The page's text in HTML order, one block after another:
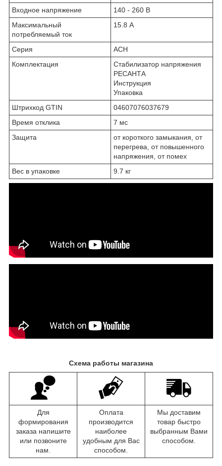
Входное напряжение
140 - 260 В
Максимальный
потребляемый ток
15.8 А
Серия
АСН
Комплектация
Стабилизатор напряжения
РЕСАНТА
Инструкция
Упаковка
Штрихкод GTIN
04607076037679
Время отклика
7 мс
Защита
от короткого замыкания, от
перегрева, от повышенного
напряжения, от помех
Вес в упаковке
9.7 кг
Схема работы магазина
Для
формирования
заказа напишите
или позвоните
нам.
Оплата
производится
наиболее
удобным для Вас
способом.
Мы доставим
товар быстро
выбранным Вами
способом.